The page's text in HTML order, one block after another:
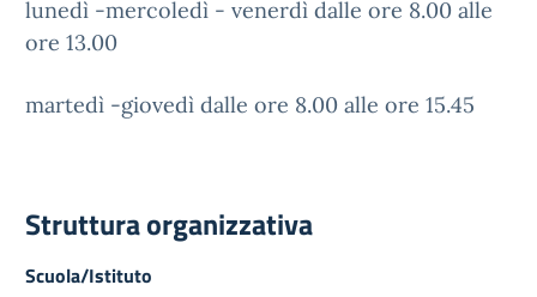
lunedì -mercoledì - venerdì dalle ore 8.00 alle
ore 13.00
martedì -giovedì dalle ore 8.00 alle ore 15.45
Struttura organizzativa
Scuola/Istituto